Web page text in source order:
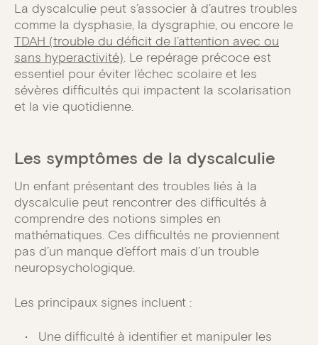
La dyscalculie peut s’associer à d’autres troubles
comme la dysphasie, la dysgraphie, ou encore le
TDAH (trouble du déficit de l’attention avec ou
sans hyperactivité). Le repérage précoce est
essentiel pour éviter l’échec scolaire et les
sévères difficultés qui impactent la scolarisation
et la vie quotidienne.
Les symptômes de la dyscalculie
Un enfant présentant des troubles liés à la
dyscalculie peut rencontrer des difficultés à
comprendre des notions simples en
mathématiques. Ces difficultés ne proviennent
pas d’un manque d’effort mais d’un trouble
neuropsychologique.
Les principaux signes incluent :
Une difficulté à identifier et manipuler les